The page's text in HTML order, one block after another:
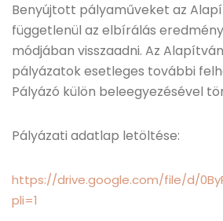
Benyújtott pályaműveket az
függetlenül az elbírálás
módjában visszaadni. Az
pályázatok esetleges további
Pályázó külön beleegyezésével
Pályázati adatlap letöltése:
https://drive.google.com/file/d/
pli=1